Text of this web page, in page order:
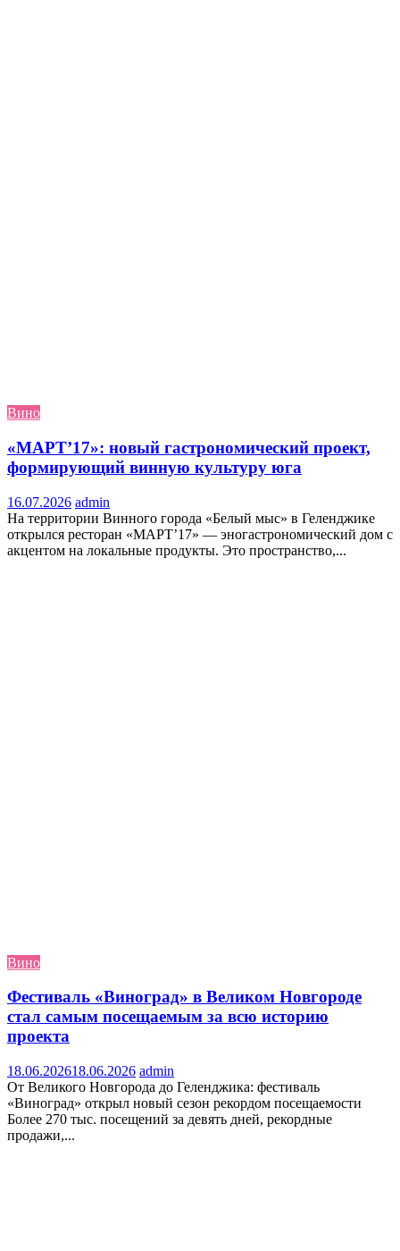
Вино
«МАРТ’17»: новый гастрономический проект,
формирующий винную культуру юга
16.07.2026 admin
На территории Винного города «Белый мыс» в Геленджике
открылся ресторан «МАРТ’17» — эногастрономический дом с
акцентом на локальные продукты. Это пространство,...
Вино
Фестиваль «Виноград» в Великом Новгороде
стал самым посещаемым за всю историю
проекта
18.06.202618.06.2026 admin
От Великого Новгорода до Геленджика: фестиваль
«Виноград» открыл новый сезон рекордом посещаемости
Более 270 тыс. посещений за девять дней, рекордные
продажи,...